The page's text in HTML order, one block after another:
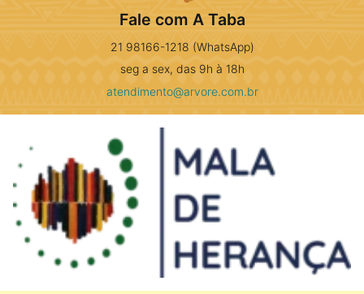
Fale com A Taba
21 98166-1218 (WhatsApp)
seg a sex, das 9h à 18h
atendimento@arvore.com.br